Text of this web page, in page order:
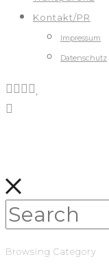
Kontakt/PR
Impressum
Datenschutz
Browsing Category